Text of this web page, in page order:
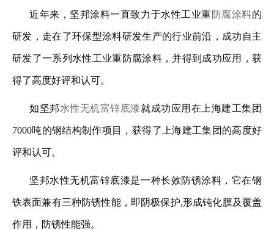
近年来，坚邦涂料一直致力于水性工业重防腐涂料的
研发，走在了环保型涂料研发生产的行业前沿，成功自主
研发了一系列水性工业重防腐涂料，并得到成功应用，获
得了高度好评和认可。
如坚邦水性无机富锌底漆就成功应用在上海建工集团
7000吨的钢结构制作项目，获得了上海建工集团的高度好
评和认可。
坚邦水性无机富锌底漆是一种长效防锈涂料，它在钢
铁表面兼有三种防锈性能，即阴极保护,形成钝化膜及覆盖
作用，防锈性能强。